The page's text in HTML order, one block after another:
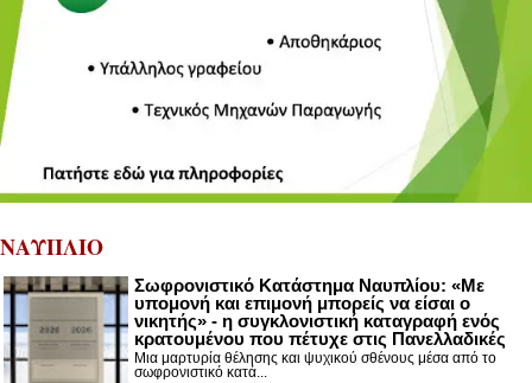
ΝΑΥΠΛΙΟ
Σωφρονιστικό Κατάστημα Ναυπλίου: «Με
υπομονή και επιμονή μπορείς να είσαι ο
νικητής» - η συγκλονιστική καταγραφή ενός
κρατουμένου που πέτυχε στις Πανελλαδικές
Μια μαρτυρία θέλησης και ψυχικού σθένους μέσα από το
σωφρονιστικό κατά...